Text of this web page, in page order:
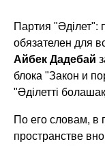
Партия "Әділет":
обязателен для
Айбек Дадебай
блока "Закон и
"Әділетті
По его словам, в
пространстве